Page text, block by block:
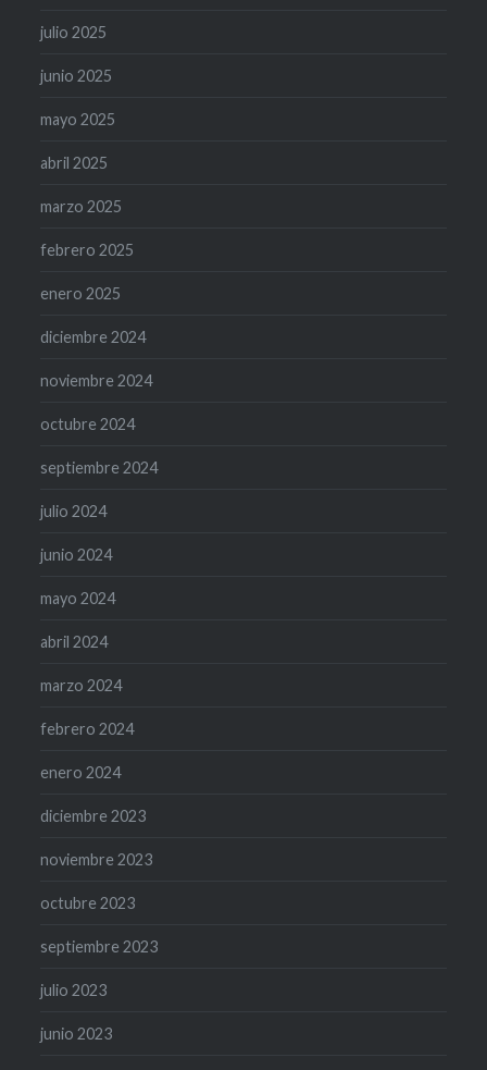
julio 2025
junio 2025
mayo 2025
abril 2025
marzo 2025
febrero 2025
enero 2025
diciembre 2024
noviembre 2024
octubre 2024
septiembre 2024
julio 2024
junio 2024
mayo 2024
abril 2024
marzo 2024
febrero 2024
enero 2024
diciembre 2023
noviembre 2023
octubre 2023
septiembre 2023
julio 2023
junio 2023